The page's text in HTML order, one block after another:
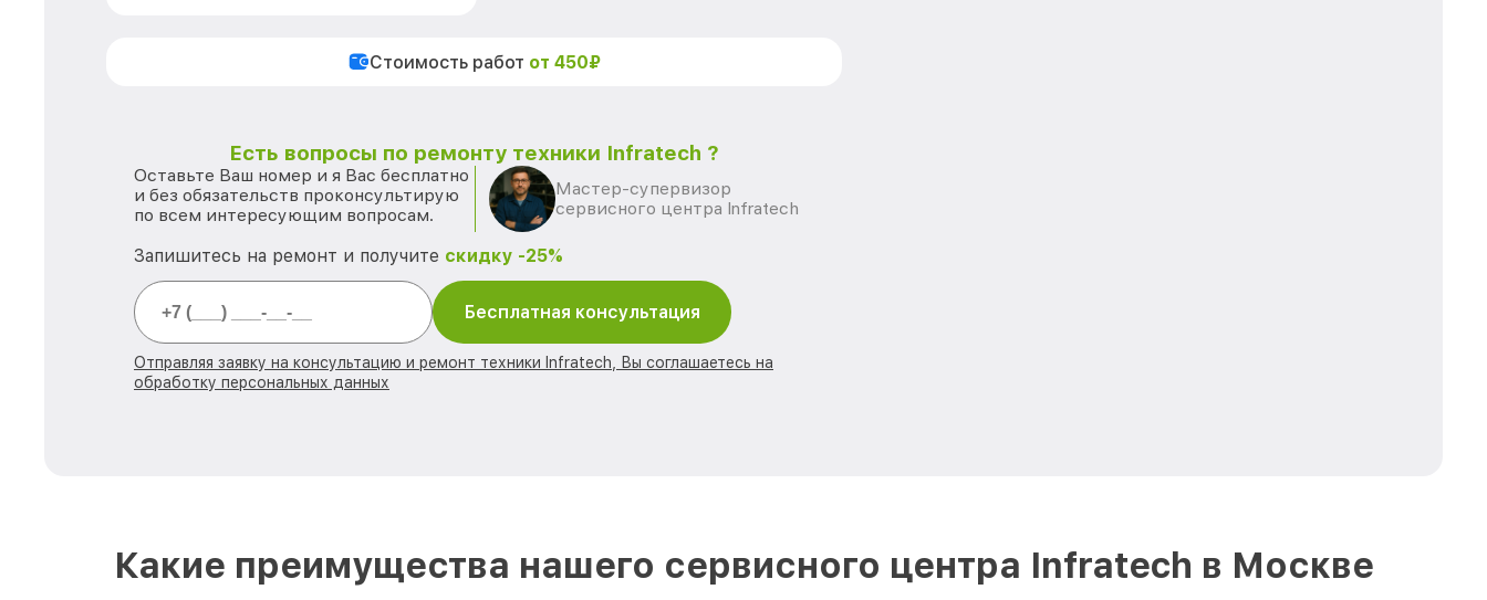
Стоимость работ от 450₽
Есть вопросы по ремонту техники Infratech ?
Оставьте Ваш номер и я Вас бесплатно
и без обязательств проконсультирую
по всем интересующим вопросам.
Мастер-супервизор
сервисного центра Infratech
Запишитесь на ремонт и получите скидку -25%
Бесплатная консультация
Отправляя заявку на консультацию и ремонт техники Infratech, Вы соглашаетесь на
обработку персональных данных
Какие преимущества нашего сервисного центра Infratech в Москве